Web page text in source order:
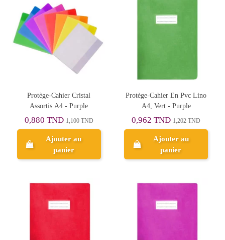
Protège-Cahier Cristal
Assortis A4 - Purple
0,880 TND1,100 TND
Ajouter au
panier
Protège-Cahier En Pvc Lino
A4, Vert - Purple
0,962 TND1,202 TND
Ajouter au
panier